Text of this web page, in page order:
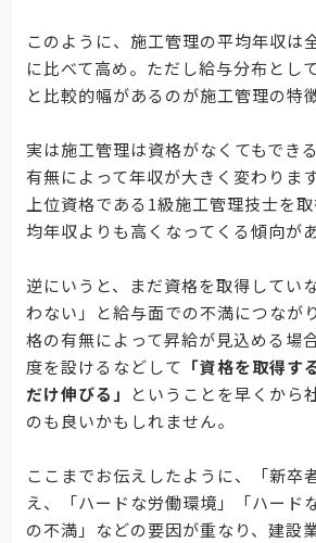
このように、施工管理の平均年収は
に比べて高め。ただし給与分布とし
と比較的幅があるのが施工管理の特
実は施工管理は資格がなくてもでき
有無によって年収が大きく変わりま
上位資格である1級施工管理技士を
均年収よりも高くなってくる傾向が
逆にいうと、まだ資格を取得してい
わない」と給与面での不満につなが
格の有無によって昇給が見込める場
度を設けるなどして 「資格を取得す
だけ伸びる」
ということを早くから
のも良いかもしれません。
ここまでお伝えしたように、「新卒
え、「ハードな労働環境」「ハード
の不満」などの要因が重なり、建設